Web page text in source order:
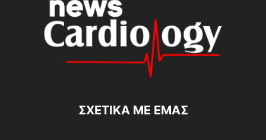
ΣΧΕΤΙΚΆ ΜΕ ΕΜΆΣ